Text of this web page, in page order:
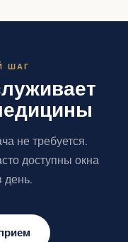
ШАГ
не требуется.
доступны окна
день.